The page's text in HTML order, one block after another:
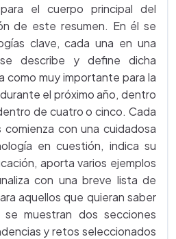
el cuerpo principal del
de este resumen. En él se
clave, cada una en una
describe y define dicha
como muy importante para la
el próximo año, dentro
de cuatro o cinco. Cada
con una cuidadosa
en cuestión, indica su
aporta varios ejemplos
con una breve lista de
aquellos que quieran saber
muestran dos secciones
y retos seleccionados